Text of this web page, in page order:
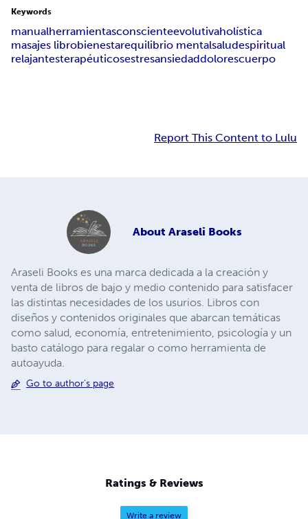
Keywords
manualherramientasconscienteevolutivaholística
masajes librobienestarequilibrio mentalsaludespiritual
relajantesterapéuticosestresansiedaddolorescuerpo
Report This Content to Lulu
About Araseli Books
Araseli Books es una marca dedicada a la creación y
venta de libros de bajo y medio contenido para satisfacer
las distintas necesidades de los usurios. Libros con
diseños y contenidos originales que abarcan temáticas
como salud, economía, entretenimiento, psicología y un
basto catálogo para regalar o como herramienta de
autoayuda.
Go to author's page
Ratings & Reviews
Write a review